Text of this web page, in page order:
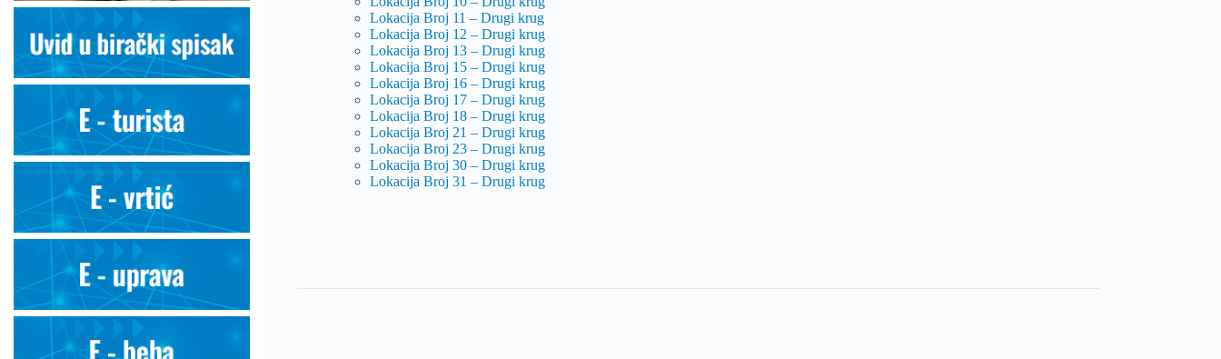
Lokacija Broj 11 – Drugi krug
Lokacija Broj 12 – Drugi krug
Lokacija Broj 13 – Drugi krug
Lokacija Broj 15 – Drugi krug
Lokacija Broj 16 – Drugi krug
Lokacija Broj 17 – Drugi krug
Lokacija Broj 18 – Drugi krug
Lokacija Broj 21 – Drugi krug
Lokacija Broj 23 – Drugi krug
Lokacija Broj 30 – Drugi krug
Lokacija Broj 31 – Drugi krug